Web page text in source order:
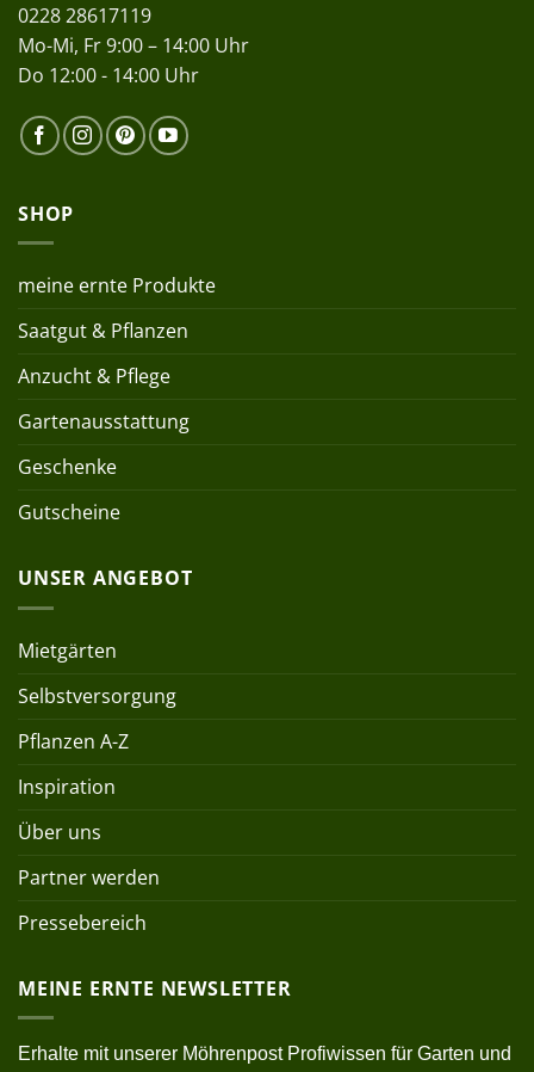
0228 28617119
Mo-Mi, Fr 9:00 – 14:00 Uhr
Do 12:00 - 14:00 Uhr
SHOP
meine ernte Produkte
Saatgut & Pflanzen
Anzucht & Pflege
Gartenausstattung
Geschenke
Gutscheine
UNSER ANGEBOT
Mietgärten
Selbstversorgung
Pflanzen A-Z
Inspiration
Über uns
Partner werden
Pressebereich
MEINE ERNTE NEWSLETTER
Erhalte mit unserer Möhrenpost Profiwissen für Garten und